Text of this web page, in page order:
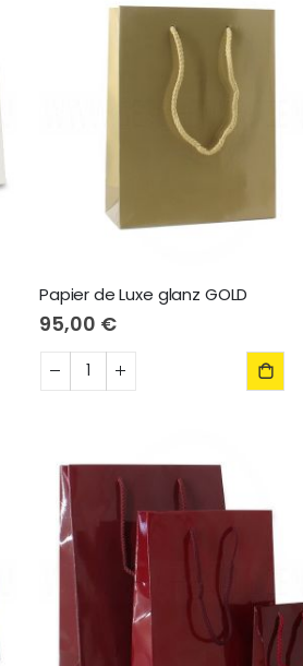
Papier de Luxe glanz GOLD
95,00 €